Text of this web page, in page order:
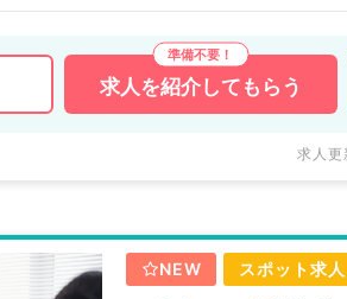
求人を紹介してもらう
求人
NEW スポット求人